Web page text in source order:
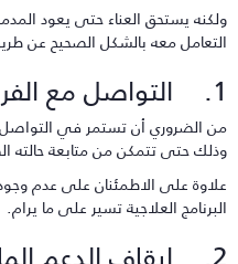
يستحق العناء حتى يعود المدمن
معه بالشكل الصحيح عن طريق:
الضروري أن تستمر في التواصل
حتى تتمكن من متابعة حالته
على الاطمئنان على عدم وجود
العلاجية تسير على ما يرام.